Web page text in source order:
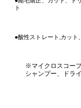
ト
●酸性ストレート,カット
30690
​※マイクロスコー
シャンプー、ドライ